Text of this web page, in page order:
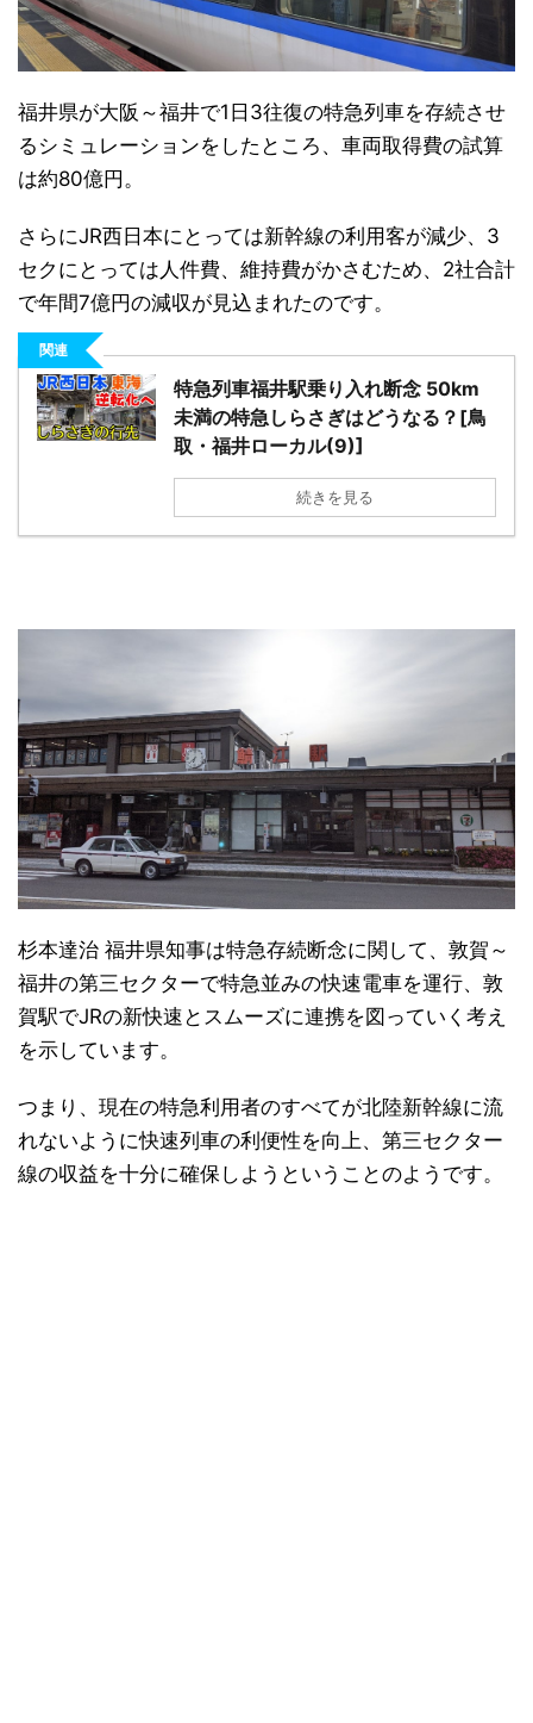
福井県が大阪～福井で1日3往復の特急列車を存続させ
るシミュレーションをしたところ、車両取得費の試算
は約80億円。
さらにJR西日本にとっては新幹線の利用客が減少、3
セクにとっては人件費、維持費がかさむため、2社合計
で年間7億円の減収が見込まれたのです。
関連
特急列車福井駅乗り入れ断念 50km
未満の特急しらさぎはどうなる？[鳥
取・福井ローカル(9)]
続きを見る
杉本達治 福井県知事は特急存続断念に関して、敦賀～
福井の第三セクターで特急並みの快速電車を運行、敦
賀駅でJRの新快速とスムーズに連携を図っていく考え
を示しています。
つまり、現在の特急利用者のすべてが北陸新幹線に流
れないように快速列車の利便性を向上、第三セクター
線の収益を十分に確保しようということのようです。